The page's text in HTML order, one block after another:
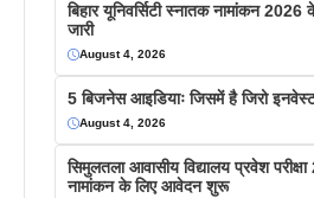
बिहार यूनिवर्सिटी स्नातक नामांकन 2026
जारी
August 4, 2026
5 बिजनेस आइडियाः जिसमें है जिरो
August 4, 2026
सिमुलतला आवासीय विद्यालय प्रवेश
नामांकन के लिए आवेदन शुरू